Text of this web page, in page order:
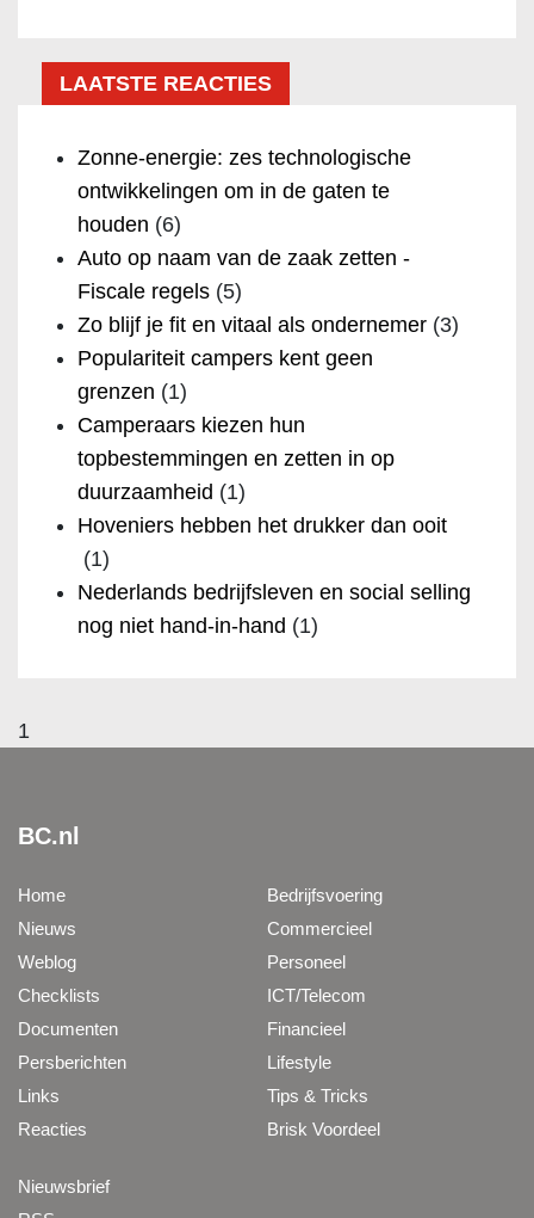
LAATSTE REACTIES
Zonne-energie: zes technologische
ontwikkelingen om in de gaten te
houden (6)
Auto op naam van de zaak zetten -
Fiscale regels (5)
Zo blijf je fit en vitaal als ondernemer (3)
Populariteit campers kent geen
grenzen (1)
Camperaars kiezen hun
topbestemmingen en zetten in op
duurzaamheid (1)
Hoveniers hebben het drukker dan ooit
(1)
Nederlands bedrijfsleven en social selling
nog niet hand-in-hand (1)
1
BC.nl
Home
Nieuws
Weblog
Checklists
Documenten
Persberichten
Links
Reacties
Bedrijfsvoering
Commercieel
Personeel
ICT/Telecom
Financieel
Lifestyle
Tips & Tricks
Brisk Voordeel
Nieuwsbrief